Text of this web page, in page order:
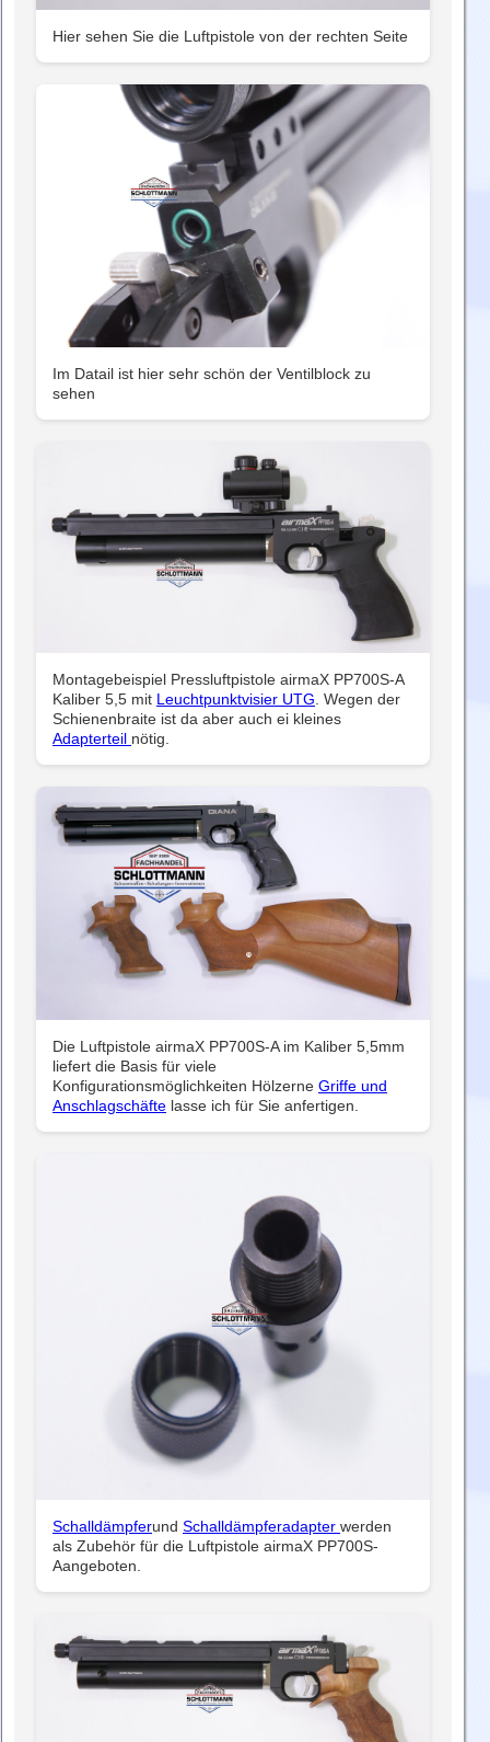
Hier sehen Sie die Luftpistole von der rechten Seite
Im Datail ist hier sehr schön der Ventilblock zu
sehen
Montagebeispiel Pressluftpistole airmaX PP700S-A
Kaliber 5,5 mit Leuchtpunktvisier UTG. Wegen der
Schienenbraite ist da aber auch ei kleines
Adapterteil nötig.
Die Luftpistole airmaX PP700S-A im Kaliber 5,5mm
liefert die Basis für viele
Konfigurationsmöglichkeiten Hölzerne Griffe und
Anschlagschäfte lasse ich für Sie anfertigen.
Schalldämpferund Schalldämpferadapter werden
als Zubehör für die Luftpistole airmaX PP700S-
Aangeboten.